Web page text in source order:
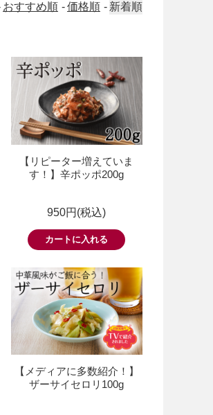
おすすめ順 価格順 新着順
【リピーター増えていま
す！】辛ポッポ200g
950円(税込)
【メディアに多数紹介！】
ザーサイセロリ100g